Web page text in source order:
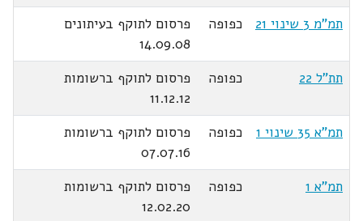
תמ"מ 3 שינוי 21
כפופה
פרסום לתוקף בעיתונים
14.09.08
תת"ל 22
כפופה
פרסום לתוקף ברשומות
11.12.12
תמ"א 35 שינוי 1
כפופה
פרסום לתוקף ברשומות
07.07.16
תמ"א 1
כפופה
פרסום לתוקף ברשומות
12.02.20